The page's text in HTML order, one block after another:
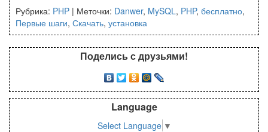
Рубрика: PHP | Меточки: Danwer, MySQL, PHP, бесплатно,
Первые шаги, Скачать, установка
Поделись с друзьями!
Language
Select Language ▼